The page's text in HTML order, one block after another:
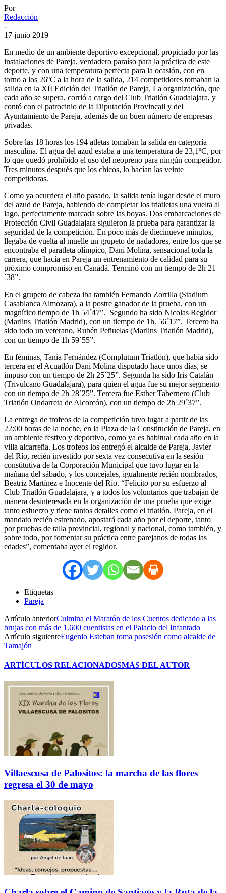
Por
Redacción
-
17 junio 2019
En medio de un ambiente deportivo excepcional, propiciado por las
instalaciones de Pareja, verdadero paraíso para la práctica de este
deporte, y con una temperatura perfecta para la ocasión, con en
torno a los 26ºC a la hora de la salida, 214 competidores tomaban la
salida en la XII Edición del Triatlón de Pareja. La organización, que
cada año se supera, corrió a cargo del Club Triatlón Guadalajara, y
contó con el patrocinio de la Diputación Provincail y del
Ayuntamiento de Pareja, además de un buen número de empresas
privadas.
Sobre las 18 horas los 194 atletas tomaban la salida en categoría
masculina. El agua del azud estaba a una temperatura de 23,1ºC, por
lo que quedó prohibido el uso del neopreno para ningún competidor.
Tres minutos después que los chicos, lo hacían las veinte
competidoras.
Como ya ocurriera el año pasado, la salida tenía lugar desde el muro
del azud de Pareja, habiendo de completar los triatletas una vuelta al
lago, perfectamente marcada sobre las boyas. Dos embarcaciones de
Protección Civil Guadalajara siguieron la prueba para garantizar la
seguridad de la competición. En poco más de diecinueve minutos,
llegaba de vuelta al muelle un grupeto de nadadores, entre los que se
encontraba el paratleta olímpico, Dani Molina, sensacional toda la
carrera, que hacía en Pareja un entrenamiento de calidad para su
próximo compromiso en Canadá. Terminó con un tiempo de 2h 21
´38”.
En el grupeto de cabeza iba también Fernando Zorrilla (Stadium
Casablanca Almozara), a la postre ganador de la prueba, con un
magnífico tiempo de 1h 54´47”. Segundo ha sido Nicolas Regidor
(Marlins Triatlón Madrid), con un tiempo de 1h. 56´17”. Tercero ha
sido todo un veterano, Rubén Peñuelas (Marlins Triatlón Madrid),
con un tiempo de 1h 59´55”.
En féminas, Tania Fernández (Complutum Triatlón), que había sido
tercera en el Acuatlón Dani Molina disputado hace unos días, se
impuso con un tiempo de 2h 25´25”. Segunda ha sido Iris Catalán
(Trivulcano Guadalajara), para quien el agua fue su mejor segmento
con un tiempo de 2h 28´25”. Tercera fue Esther Tabernero (Club
Triatlón Ondarreta de Alcorcón), con un tiempo de 2h 29´37”.
La entrega de trofeos de la competición tuvo lugar a partir de las
22:00 horas de la noche, en la Plaza de la Constitución de Pareja, en
un ambiente festivo y deportivo, como ya es habitual cada año en la
villa alcarreña. Los trofeos los entregó el alcalde de Pareja, Javier
del Río, recién investido por sexta vez consecutiva en la sesión
constitutiva de la Corporación Municipal que tuvo lugar en la
mañana del sábado, y los concejales, igualmente recién nombrados,
Beatriz Martínez e Inocente del Río. “Felicito por su esfuerzo al
Club Triatlón Guadalajara, y a todos los voluntarios que trabajan de
manera desinteresada en la organización de una prueba que exige
tanto esfuerzo y tiene tantos detalles como el triatlón. Pareja, en el
mandato recién estrenado, apostará cada año por el deporte, tanto
por pruebas de talla provincial, regional y nacional, como también, y
sobre todo, por fomentar su práctica entre parejanos de todas las
edades”, comentaba ayer el regidor.
Etiquetas
Pareja
Artículo anteriorCulmina el Maratón de los Cuentos dedicado a las
brujas con más de 1.600 cuentistas en el Palacio del Infantado
Artículo siguienteEugenio Esteban toma posesión como alcalde de
Tamajón
ARTÍCULOS RELACIONADOSMÁS DEL AUTOR
Villaescusa de Palositos: la marcha de las flores
regresa el 30 de mayo